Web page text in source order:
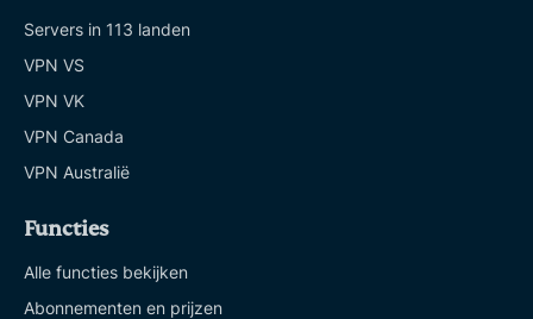
Servers in 113 landen
VPN VS
VPN VK
VPN Canada
VPN Australië
Functies
Alle functies bekijken
Abonnementen en prijzen